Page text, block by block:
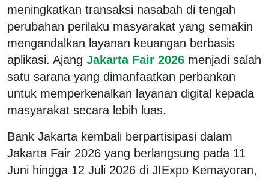
meningkatkan transaksi nasabah di tengah
perubahan perilaku masyarakat yang semakin
mengandalkan layanan keuangan berbasis
aplikasi. Ajang Jakarta Fair 2026 menjadi salah
satu sarana yang dimanfaatkan perbankan
untuk memperkenalkan layanan digital kepada
masyarakat secara lebih luas.
Bank Jakarta kembali berpartisipasi dalam
Jakarta Fair 2026 yang berlangsung pada 11
Juni hingga 12 Juli 2026 di JIExpo Kemayoran,